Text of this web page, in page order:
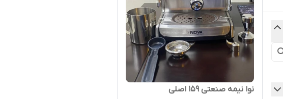
نوا نیمه صنعتی ۱۵۹ اصلی